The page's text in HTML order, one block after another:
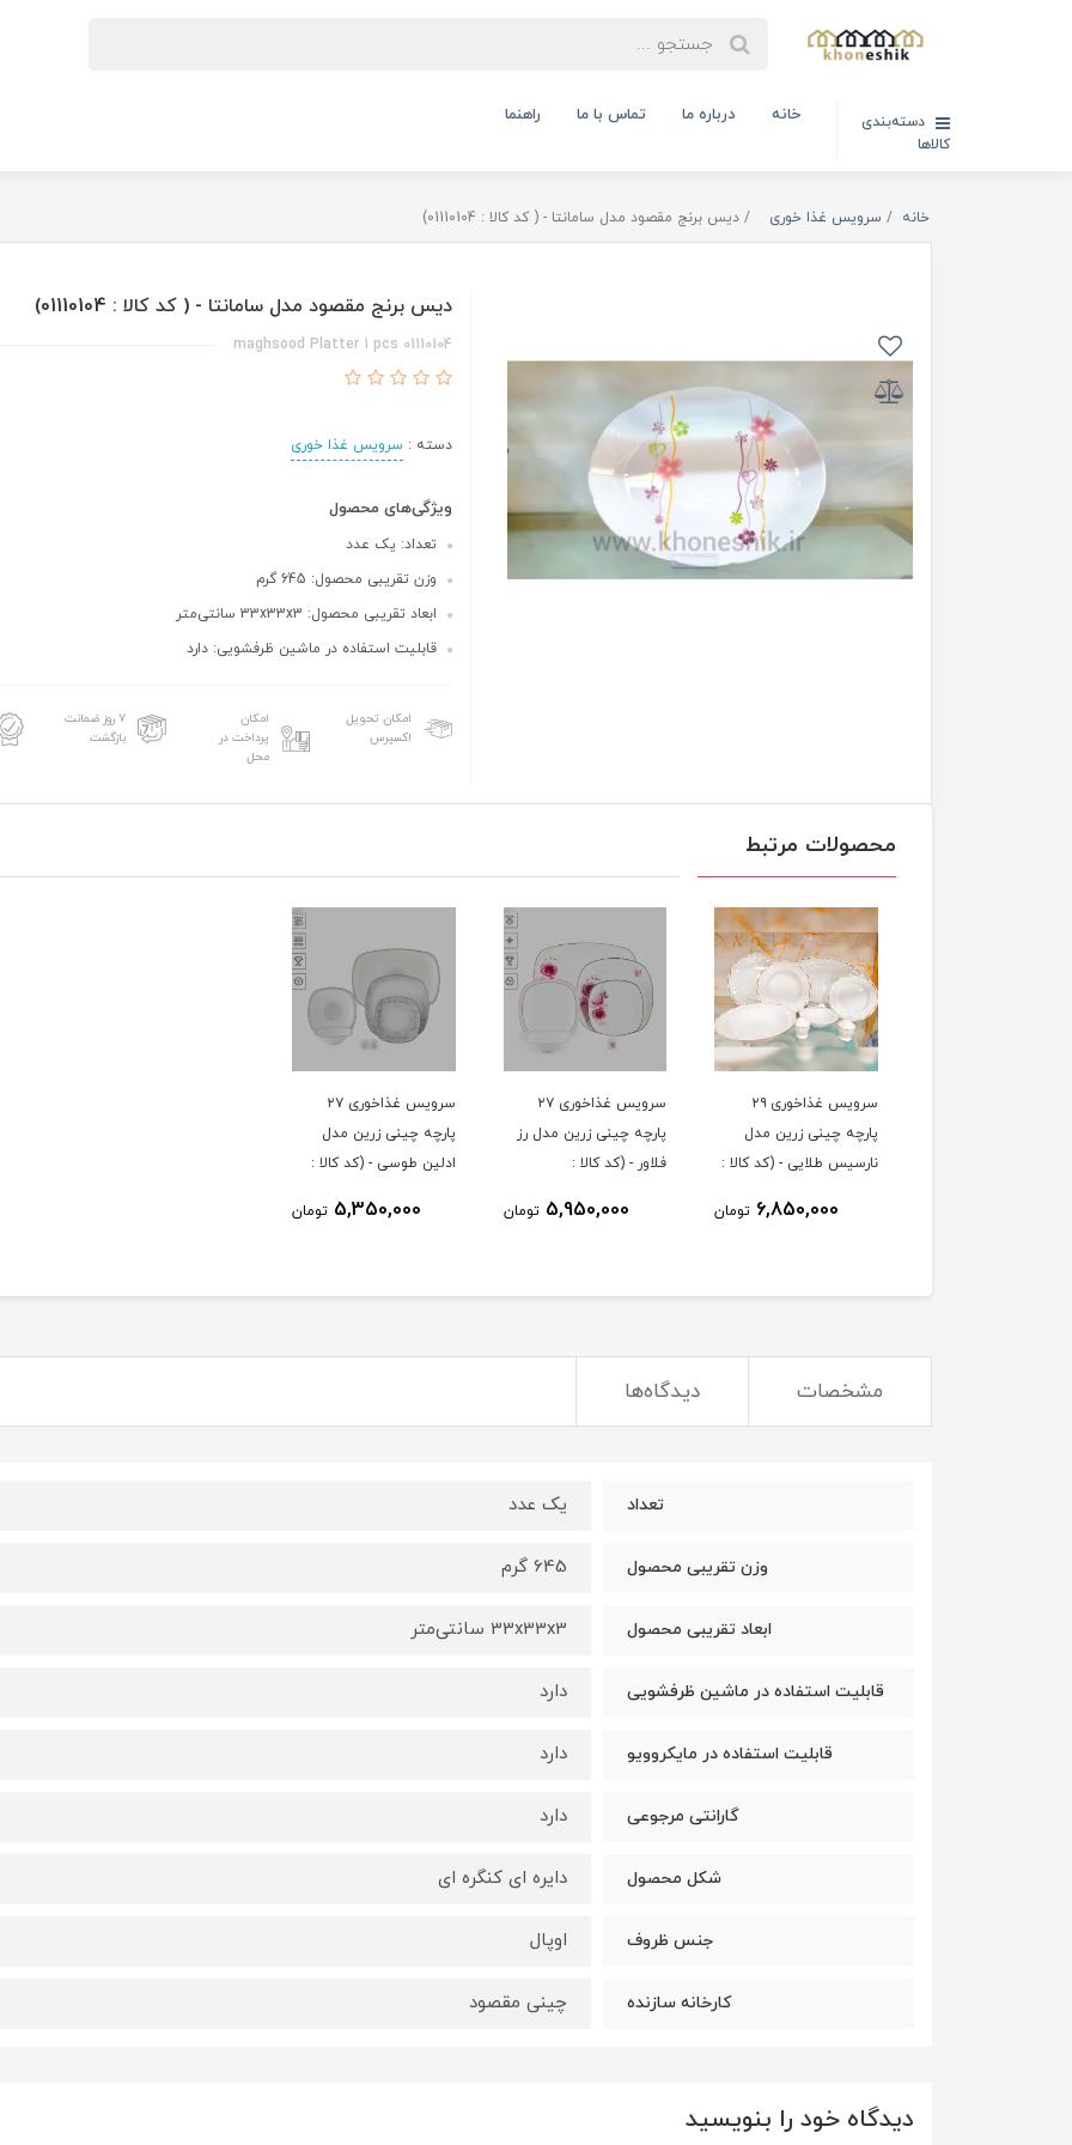
دسته‌بندی
کالاها
خانه درباره ما تماس با ما راهنما
خانه سرویس غذا خوری دیس برنج مقصود مدل سامانتا - ( کد کالا : 01110104)
دیس برنج مقصود مدل سامانتا - ( کد کالا : 01110104)
maghsood Platter 1 pcs 01110104
دسته : سرویس غذا خوری
ویژگی‌های محصول
تعداد: یک عدد
وزن تقریبی محصول: 645 گرم
ابعاد تقریبی محصول: 33x33x3 سانتی‌متر
قابلیت استفاده در ماشین ظرفشویی: دارد
امکان تحویل
اکسپرس
امکان
پرداخت در
محل
۷ روز ضمانت
بازگشت
محصولات مرتبط
سرویس غذاخوری ۲۹
پارچه چینی زرین مدل
نارسیس طلایی - (کد کالا :
6,850,000 تومان
سرویس غذاخوری ۲۷
پارچه چینی زرین مدل رز
فلاور - (کد کالا :
5,950,000 تومان
سرویس غذاخوری ۲۷
پارچه چینی زرین مدل
ادلین طوسی - (کد کالا :
5,350,000 تومان
مشخصات دیدگاه‌ها
تعداد یک عدد
وزن تقریبی محصول 645 گرم
ابعاد تقریبی محصول 33x33x3 سانتی‌متر
قابلیت استفاده در ماشین ظرفشویی دارد
قابلیت استفاده در مایکروویو دارد
گارانتی مرجوعی دارد
شکل محصول دایره ای کنگره ای
جنس ظروف اوپال
کارخانه سازنده چینی مقصود
دیدگاه خود را بنویسید